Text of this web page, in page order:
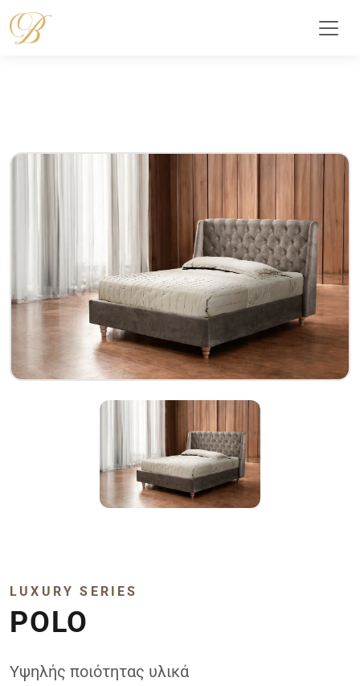
LUXURY SERIES
POLO
Υψηλής ποιότητας υλικά